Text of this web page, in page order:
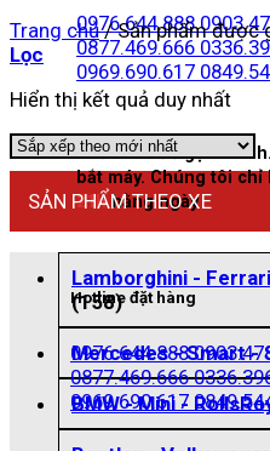
0976.644.888
0877.469.666
0969.690.617
Nhấn vào để gọi
bắt máy. Chúng tôi
21hhằng ngày
Hotline đặt hàng
0976.644.888
0877.469.666
0969.690.617
Trang chủ /Sản phẩm được
Lọc
Hiển thị kết quả duy nhất
SẢN PHẨM THEO XE
Lamborghini -
(158)
Mercedes - Smart -
BMW - Mini -